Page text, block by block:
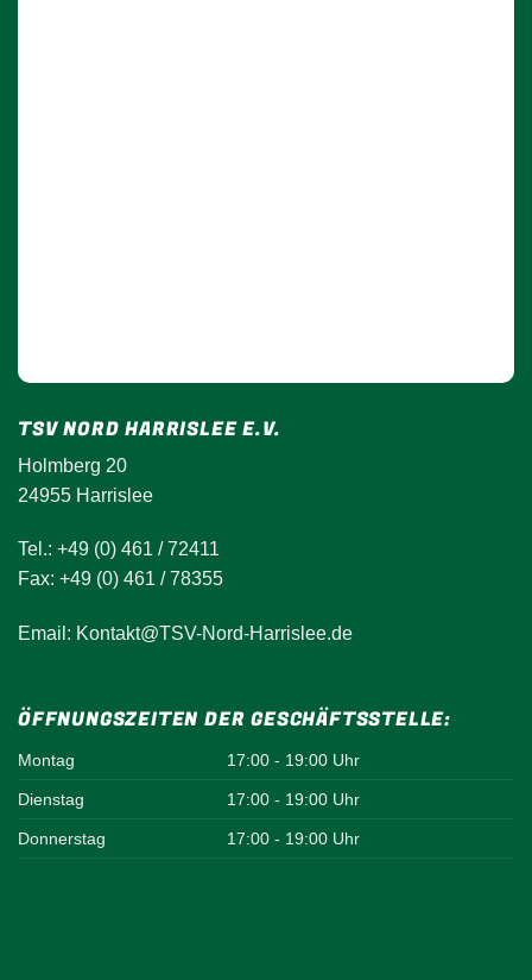
TSV NORD HARRISLEE E.V.
Holmberg 20
24955 Harrislee
Tel.: +49 (0) 461 / 72411
Fax: +49 (0) 461 / 78355
Email: Kontakt@TSV-Nord-Harrislee.de
ÖFFNUNGSZEITEN DER GESCHÄFTSSTELLE:
Montag 17:00 - 19:00 Uhr
Dienstag 17:00 - 19:00 Uhr
Donnerstag 17:00 - 19:00 Uhr